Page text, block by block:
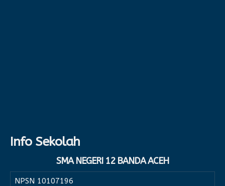
Info Sekolah
SMA NEGERI 12 BANDA ACEH
NPSN 10107196